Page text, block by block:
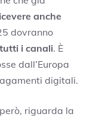
anche
dovranno
i canali. È
dall’Europa
digitali.
riguarda la